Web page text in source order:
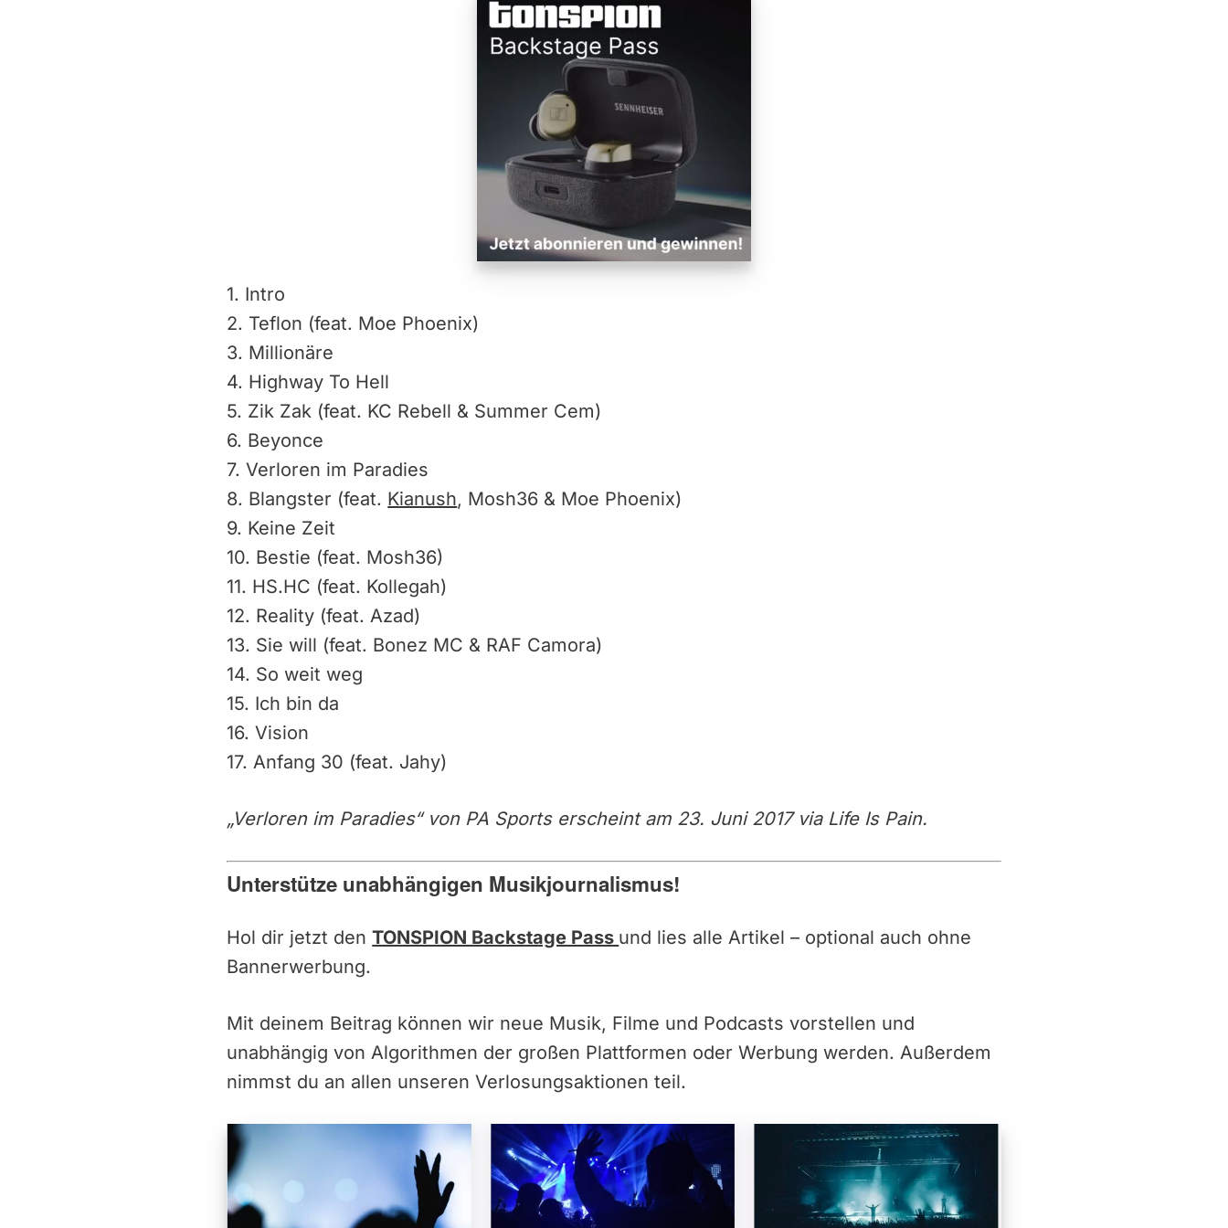
1. Intro
2. Teflon (feat. Moe Phoenix)
3. Millionäre
4. Highway To Hell
5. Zik Zak (feat. KC Rebell & Summer Cem)
6. Beyonce
7. Verloren im Paradies
8. Blangster (feat. Kianush, Mosh36 & Moe Phoenix)
9. Keine Zeit
10. Bestie (feat. Mosh36)
11. HS.HC (feat. Kollegah)
12. Reality (feat. Azad)
13. Sie will (feat. Bonez MC & RAF Camora)
14. So weit weg
15. Ich bin da
16. Vision
17. Anfang 30 (feat. Jahy)
„Verloren im Paradies“ von PA Sports erscheint am 23. Juni 2017 via Life Is Pain.
Unterstütze unabhängigen Musikjournalismus!
Hol dir jetzt denTONSPION Backstage Pass und lies alle Artikel – optional auch ohne
Bannerwerbung.
Mit deinem Beitrag können wir neue Musik, Filme und Podcasts vorstellen und
unabhängig von Algorithmen der großen Plattformen oder Werbung werden. Außerdem
nimmst du an allen unseren Verlosungsaktionen teil.